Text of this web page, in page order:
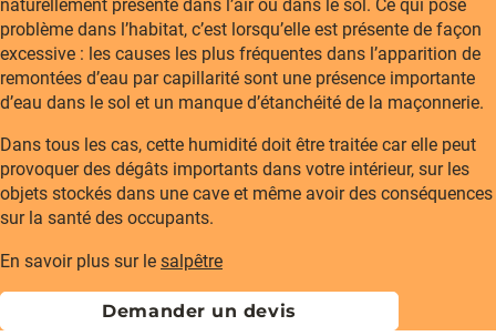
naturellement présente dans l’air ou dans le sol. Ce qui pose
problème dans l’habitat, c’est lorsqu’elle est présente de façon
excessive : les causes les plus fréquentes dans l’apparition de
remontées d’eau par capillarité sont une présence importante
d’eau dans le sol et un manque d’étanchéité de la maçonnerie.
Dans tous les cas, cette humidité doit être traitée car elle peut
provoquer des dégâts importants dans votre intérieur, sur les
objets stockés dans une cave et même avoir des conséquences
sur la santé des occupants.
En savoir plus sur le salpêtre
Demander un devis